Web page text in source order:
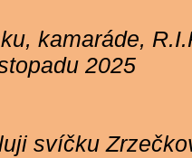
kamaráde,
2025
svíčku